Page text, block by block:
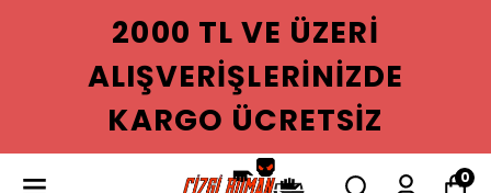
2000 TL VE ÜZERI
ALIŞVERIŞLERINIZDE
KARGO ÜCRETSIZ
0